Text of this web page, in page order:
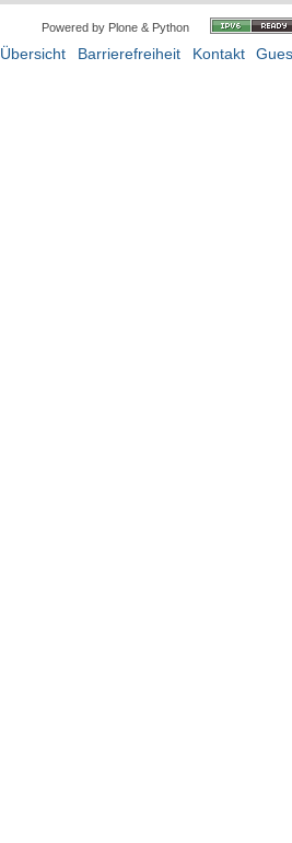
Powered by Plone & Python
Übersicht Barrierefreiheit Kontakt